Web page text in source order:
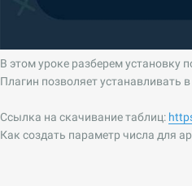
В этом уроке разберем
Плагин позволяет
Ссылка на скачивание таблиц:
Как создать параметр числа для